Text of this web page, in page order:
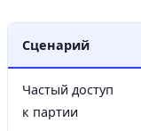
Сценарий
Частый доступ
к партии